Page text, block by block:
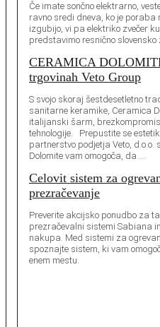
Če imate sončno elektrarno,
ravno sredi dneva, ko je
izgubijo, vi pa elektriko zvečer
predstavimo resnično
CERAMICA
trgovinah Veto Group
S svojo skoraj šestdesetletno
sanitarne keramike, Ceramica
italijanski šarm,
tehnologije. Prepustite se
partnerstvo podjetja Veto,
Dolomite vam omogoča, da …
Celovit sistem za
prezračevanje
Preverite akcijsko ponudbo za
prezračevalni sistemi Sabiana
nakupa. Med sistemi za
spoznajte sistem, ki vam
enem mestu.